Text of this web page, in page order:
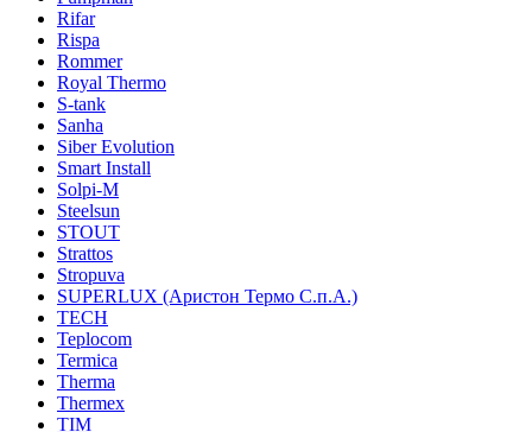
Rifar
Rispa
Rommer
Royal Thermo
S-tank
Sanha
Siber Evolution
Smart Install
Solpi-M
Steelsun
STOUT
Strattos
Stropuva
SUPERLUX (Аристон Термо С.п.А.)
TECH
Teplocom
Termica
Therma
Thermex
TIM